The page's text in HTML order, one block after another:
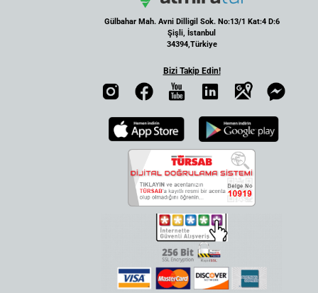
Gülbahar Mah. Avni Dilligil Sok. No:13/1 Kat:4 D:6
Şişli, İstanbul
34394,Türkiye
Bizi Takip Edin!